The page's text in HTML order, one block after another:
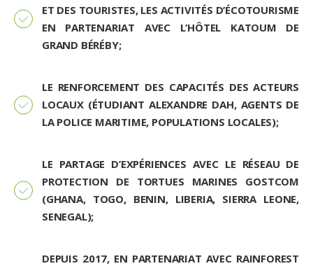
ET DES TOURISTES, LES ACTIVITÉS D’ÉCOTOURISME
EN PARTENARIAT AVEC L’HÔTEL KATOUM DE
GRAND BÉRÉBY;
LE RENFORCEMENT DES CAPACITÉS DES ACTEURS
LOCAUX (ÉTUDIANT ALEXANDRE DAH, AGENTS DE
LA POLICE MARITIME, POPULATIONS LOCALES);
LE PARTAGE D’EXPÉRIENCES AVEC LE RÉSEAU DE
PROTECTION DE TORTUES MARINES GOSTCOM
(GHANA, TOGO, BENIN, LIBERIA, SIERRA LEONE,
SENEGAL);
DEPUIS 2017, EN PARTENARIAT AVEC RAINFOREST